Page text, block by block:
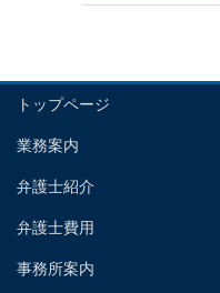
トップページ
業務案内
弁護士紹介
弁護士費用
事務所案内